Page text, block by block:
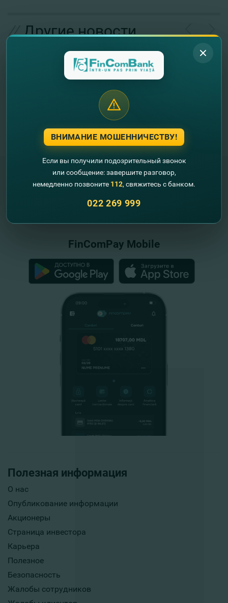
// Другие новости
Полезная информация
О нас
Опубликование информации
Акционеры
Страница инвестора
Карьера
Полезное
Безопасность
Жалобы сотрудников
"FinComBank" S.A. является членом
Схемы гарантирования депозитов
FinComPay Mobile
ВНИМАНИЕ МОШЕННИЧЕСТВУ!
Если вы получили подозрительный звонок
или сообщение: завершите разговор,
немедленно позвоните 112, свяжитесь с банком.
022 269 999